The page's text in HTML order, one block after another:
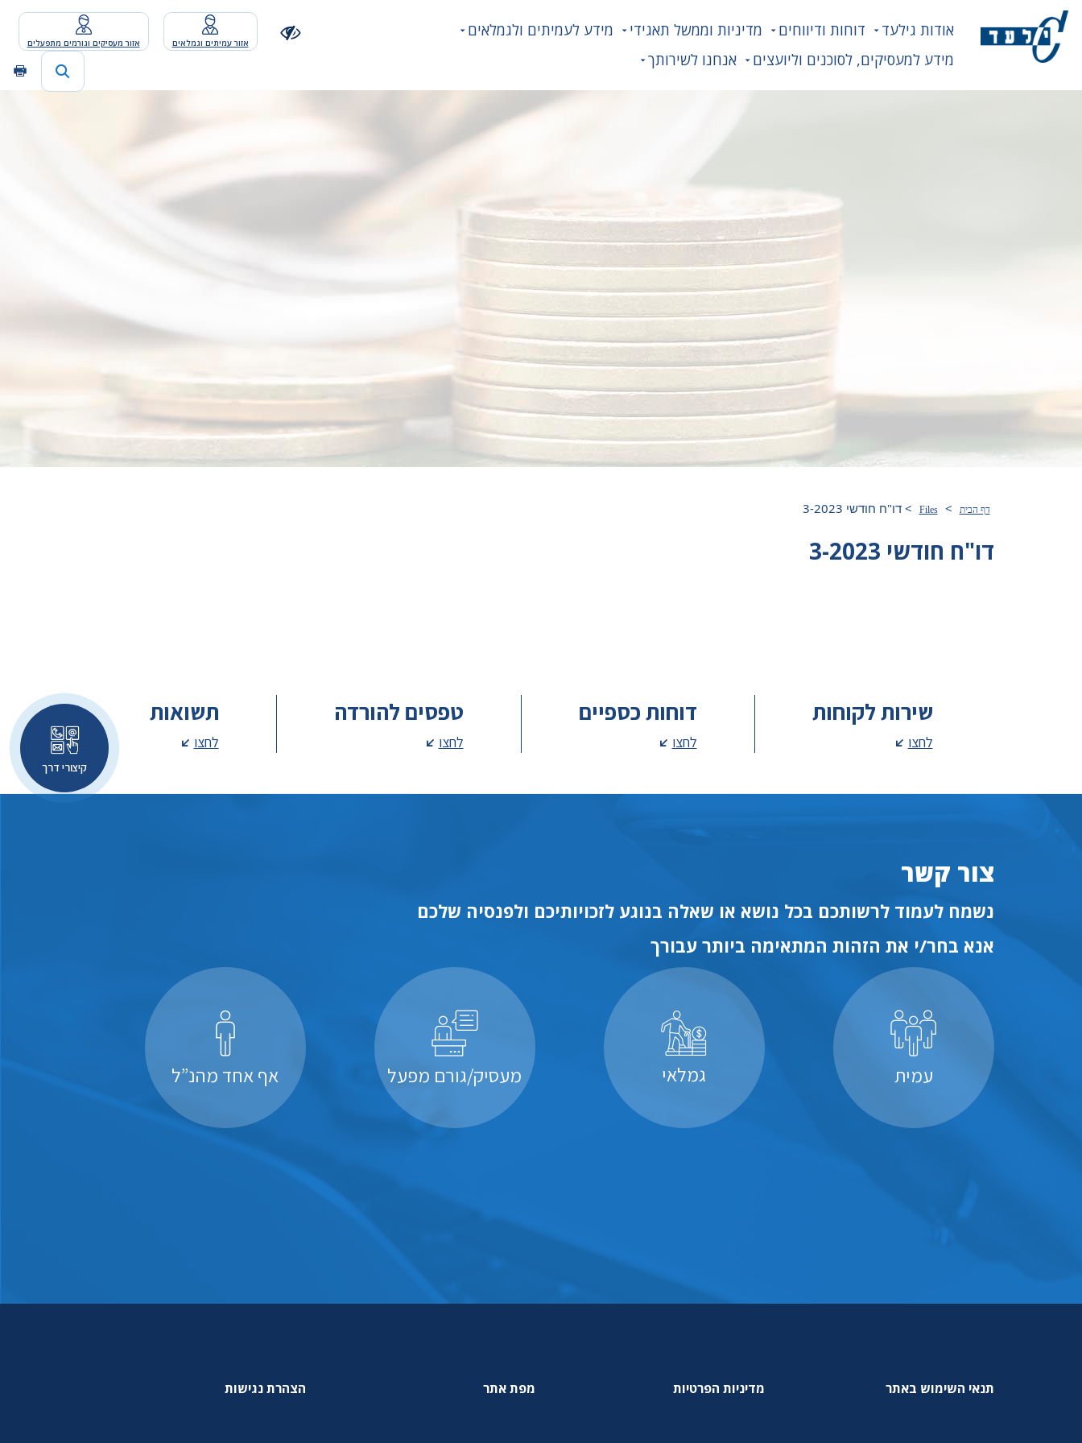
אודות גילעד דוחות ודיווחים מדיניות וממשל תאגידי
מידע לעמיתים ולגמלאים
מידע למעסיקים, לסוכנים וליועצים
אנחנו לשירותך
אזור עמיתים וגמלאים אזור מעסיקים וגורמים מתפעלים
קיצורי דרך
דף הבית >
Files
>דו"ח חודשי 3-2023
דו"ח חודשי 3-2023
שירות לקוחות
לחצו
דוחות כספיים
לחצו
טפסים להורדה
לחצו
תשואות
לחצו
צור קשר
נשמח לעמוד לרשותכם בכל נושא או שאלה בנוגע לזכויותיכם ולפנסיה שלכם
אנא בחר/י את הזהות המתאימה ביותר עבורך
עמית גמלאי מעסיק/גורם מפעל אף אחד מהנ”ל
תנאי השימוש באתר מדיניות הפרטיות מפת אתר הצהרת נגישות